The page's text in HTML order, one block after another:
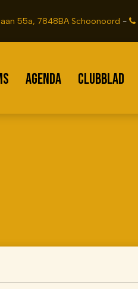
55a, 7848BA Schoonoord -
AGENDA CLUBBLAD